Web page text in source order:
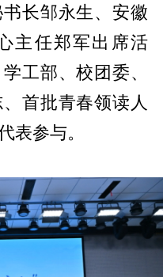
长邹永生、安徽
主任郑军出席活
工部、校团委、
首批青春领读人
表参与。